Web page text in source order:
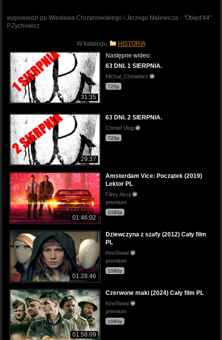
wypowiedzi pp Wiesława Chrzanowskiego i Jerzego Malewicza - "Obłęd'44"
P.Zychowicz
W katalogu: HISTORIA
31:35
Następne wideo:
63 DNI. 1 SIERPNIA.
Michal_Chmielarz
720p
29:37
63 DNI. 2 SIERPNIA.
Chmiel Vlog
720p
01:46:02
Amsterdam Vice: Początek (2019)
Lektor PL
Filmy Akcji
premium
1080p
01:28:46
Dziewczyna z szafy (2012) Cały film
PL
KinoSwiat
premium
1080p
01:58:09
Czerwone maki (2024) Cały film PL
KinoSwiat
premium
1080p